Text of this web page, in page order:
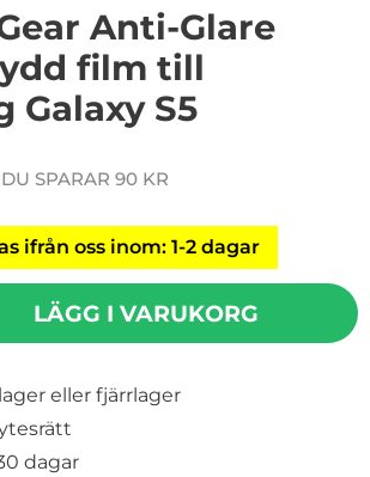
Anti-Glare
film till
Galaxy S5
pris
DU SPARAR 90 KR
ifrån oss inom: 1-2 dagar
LÄGG I VARUKORG
eller fjärrlager
dagar